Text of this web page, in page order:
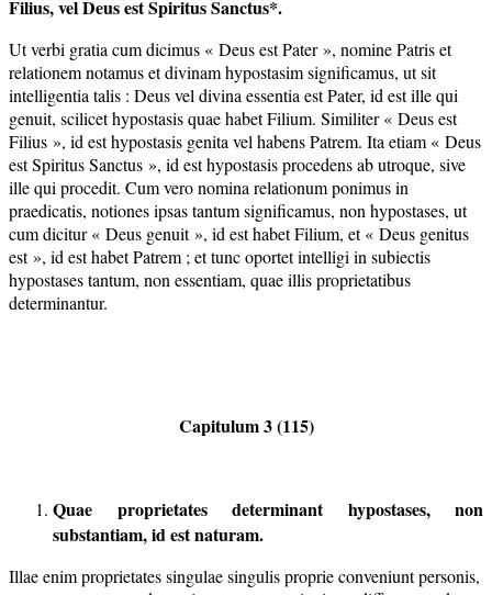
Filius,vel Deus est Spiritus Sanctus*.
Ut verbi gratia cum dicimus « Deus est Pater », nomine Patris et
relationem notamus et divinam hypostasim significamus, ut sit
intelligentia talis : Deus vel divina essentia est Pater, id est ille qui
genuit, scilicet hypostasis quae habet Filium. Similiter « Deus est
Filius », id est hypostasis genita vel habens Patrem. Ita etiam « Deus
est Spiritus Sanctus », id est hypostasis procedens ab utroque, sive
ille qui procedit. Cum vero nomina relationum ponimus in
praedicatis, notiones ipsas tantum significamus, non hypostases, ut
cum dicitur « Deus genuit », id est habet Filium, et « Deus genitus
est », id est habet Patrem ; et tunc oportet intelligi in subiectis
hypostases tantum, non essentiam, quae illis proprietatibus
determinantur.
Capitulum 3 (115)
Quae proprietates determinant hypostases, non
substantiam, id est naturam.
Illae enim proprietates singulae singulis proprie conveniunt personis,